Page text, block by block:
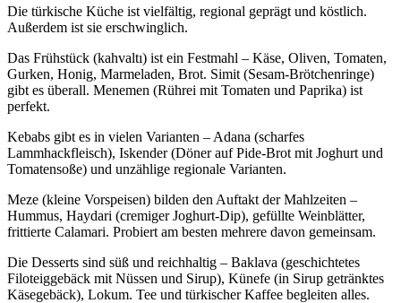
Die türkische Küche ist vielfältig, regional geprägt und köstlich.
Außerdem ist sie erschwinglich.
Das Frühstück (kahvaltı) ist ein Festmahl – Käse, Oliven, Tomaten,
Gurken, Honig, Marmeladen, Brot. Simit (Sesam-Brötchenringe)
gibt es überall. Menemen (Rührei mit Tomaten und Paprika) ist
perfekt.
Kebabs gibt es in vielen Varianten – Adana (scharfes
Lammhackfleisch), Iskender (Döner auf Pide-Brot mit Joghurt und
Tomatensoße) und unzählige regionale Varianten.
Meze (kleine Vorspeisen) bilden den Auftakt der Mahlzeiten –
Hummus, Haydari (cremiger Joghurt-Dip), gefüllte Weinblätter,
frittierte Calamari. Probiert am besten mehrere davon gemeinsam.
Die Desserts sind süß und reichhaltig – Baklava (geschichtetes
Filoteiggebäck mit Nüssen und Sirup), Künefe (in Sirup getränktes
Käsegebäck), Lokum. Tee und türkischer Kaffee begleiten alles.